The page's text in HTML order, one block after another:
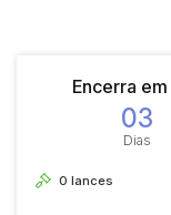
Encerra em
03
Dias
0 lances